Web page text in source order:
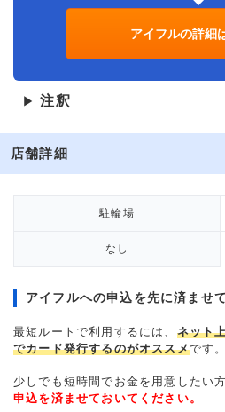
アイフルの詳細
▶ 注釈
店舗詳細
駐輪場
なし
アイフルへの申込を先に済ませ
最短ルートで利用するには、 ネット
でカード発行するのがオススメです。
少しでも短時間でお金を用意したい方
申込を済ませておいてください。